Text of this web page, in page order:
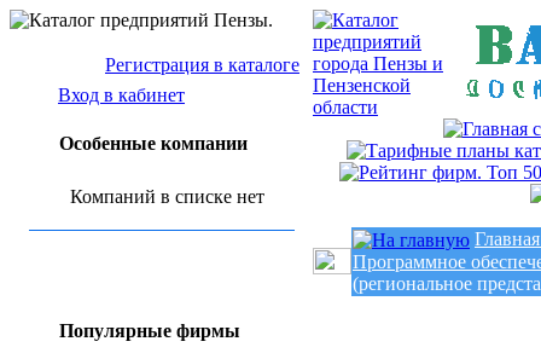
Регистрация в каталоге
Вход в кабинет
Особенные компании
Компаний в списке нет
Популярные фирмы
Главная
Программное
(региональное